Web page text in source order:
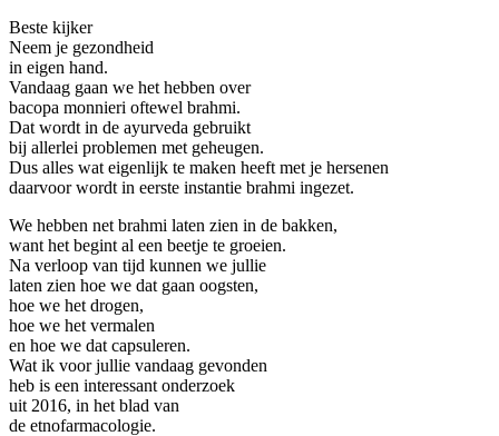
Beste kijker
Neem je gezondheid
in eigen hand.
Vandaag gaan we het hebben over
bacopa monnieri oftewel brahmi.
Dat wordt in de ayurveda gebruikt
bij allerlei problemen met geheugen.
Dus alles wat eigenlijk te maken heeft met je hersenen
daarvoor wordt in eerste instantie brahmi ingezet.
We hebben net brahmi laten zien in de bakken,
want het begint al een beetje te groeien.
Na verloop van tijd kunnen we jullie
laten zien hoe we dat gaan oogsten,
hoe we het drogen,
hoe we het vermalen
en hoe we dat capsuleren.
Wat ik voor jullie vandaag gevonden
heb is een interessant onderzoek
uit 2016, in het blad van
de etnofarmacologie.